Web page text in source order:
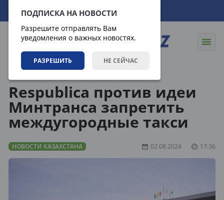
ПОДПИСКА НА НОВОСТИ
Разрешите отправлять Вам
уведомления о важных новостях.
РАЗРЕШИТЬ НЕ СЕЙЧАС
08.08.2026 13:05:51
Respublica против идеи
Минтранса запретить
междугородные такси
НОВОСТИ КАЗАХСТАНА 02.08.2024 17:36